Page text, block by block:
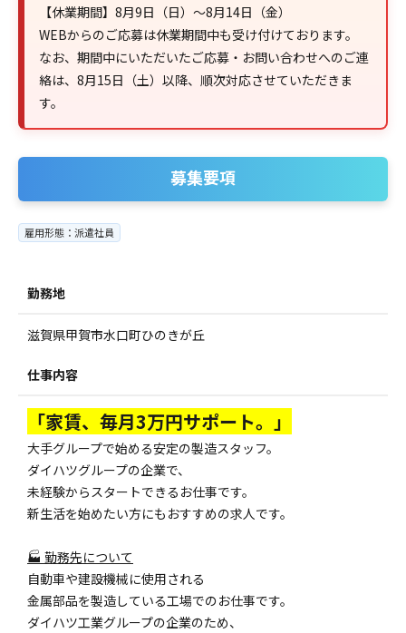
【休業期間】8月9日（日）～8月14日（金）
WEBからのご応募は休業期間中も受け付けております。
なお、期間中にいただいたご応募・お問い合わせへのご連
絡は、8月15日（土）以降、順次対応させていただきま
す。
募集要項
雇用形態：派遣社員
勤務地
滋賀県甲賀市水口町ひのきが丘
仕事内容
「家賃、毎月3万円サポート。」
大手グループで始める安定の製造スタッフ。
ダイハツグループの企業で、
未経験からスタートできるお仕事です。
新生活を始めたい方にもおすすめの求人です。
🏭 勤務先について
自動車や建設機械に使用される
金属部品を製造している工場でのお仕事です。
ダイハツ工業グループの企業のため、